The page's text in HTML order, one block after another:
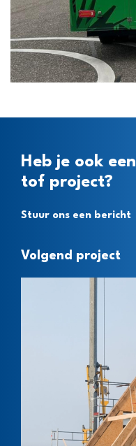
Heb je ook een
tof project?
Stuur ons een bericht
Volgend project